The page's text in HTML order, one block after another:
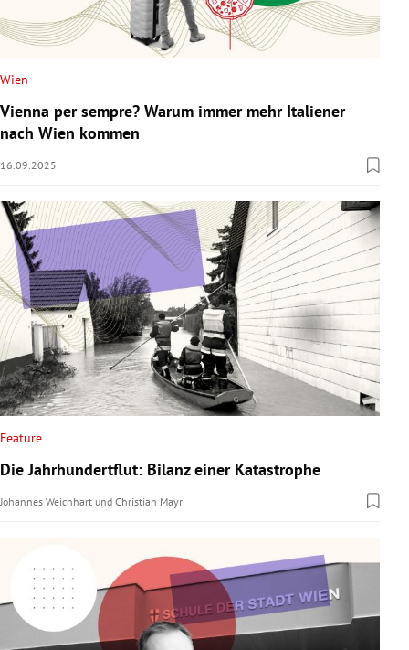
Wien
Vienna per sempre? Warum immer mehr Italiener
nach Wien kommen
16.09.2025
Feature
Die Jahrhundertflut: Bilanz einer Katastrophe
Johannes Weichhart und Christian Mayr